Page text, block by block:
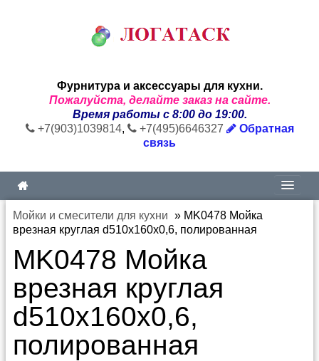
Фурнитура и аксессуары для кухни.
Пожалуйста, делайте заказ на сайте.
Время работы с 8:00 до 19:00.
+7(903)1039814, +7(495)6646327
Обратная
связь
Мойки и смесители для кухни » MK0478 Мойка
врезная круглая d510х160х0,6, полированная
MK0478 Мойка
врезная круглая
d510х160х0,6,
полированная